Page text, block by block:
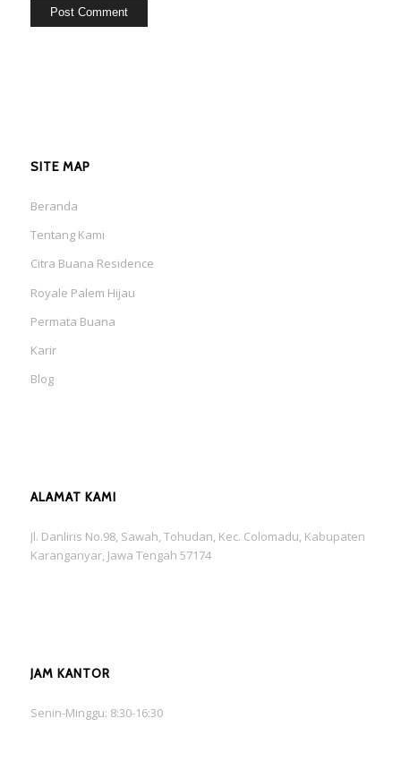
SITE MAP
Beranda
Tentang Kami
Citra Buana Residence
Royale Palem Hijau
Permata Buana
Karir
Blog
ALAMAT KAMI
Jl. Danliris No.98, Sawah, Tohudan, Kec. Colomadu, Kabupaten
Karanganyar, Jawa Tengah 57174
JAM KANTOR
Senin-Minggu: 8:30-16:30